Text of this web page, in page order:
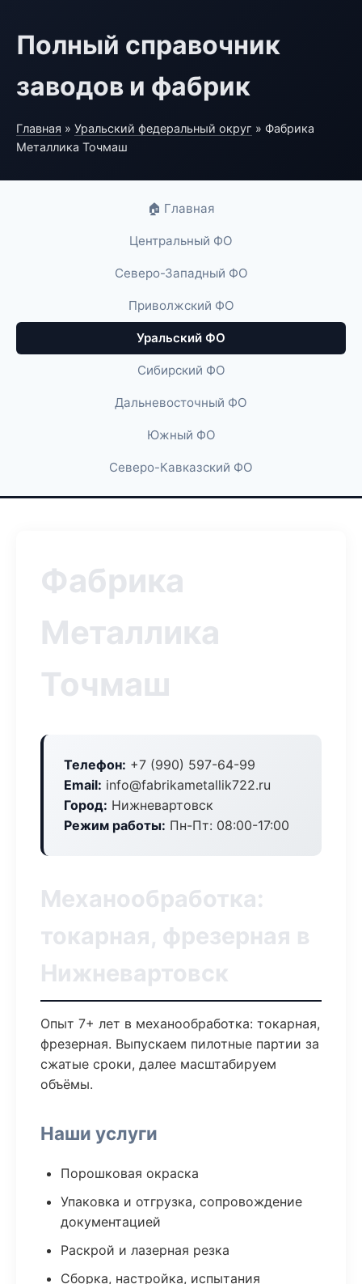
Полный справочник
заводов и фабрик
Главная » Уральский федеральный округ » Фабрика
Металлика Точмаш
🏠 Главная
Центральный ФО
Северо-Западный ФО
Приволжский ФО
Уральский ФО
Сибирский ФО
Дальневосточный ФО
Южный ФО
Северо-Кавказский ФО
Фабрика
Металлика
Точмаш
Телефон: +7 (990) 597-64-99
Email: info@fabrikametallik722.ru
Город: Нижневартовск
Режим работы: Пн-Пт: 08:00-17:00
Механообработка:
токарная, фрезерная в
Нижневартовск
Опыт 7+ лет в механообработка: токарная,
фрезерная. Выпускаем пилотные партии за
сжатые сроки, далее масштабируем
объёмы.
Наши услуги
Порошковая окраска
Упаковка и отгрузка, сопровождение
документацией
Раскрой и лазерная резка
Сборка, настройка, испытания